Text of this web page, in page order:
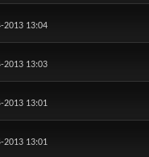
2013 13:04
2013 13:03
2013 13:01
2013 13:01